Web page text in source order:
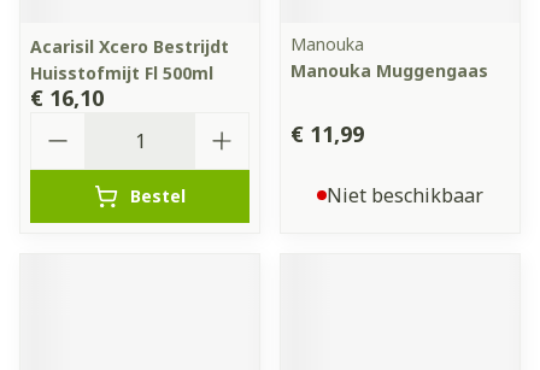
Acarisil Xcero Bestrijdt
Huisstofmijt Fl 500ml
€ 16,10
Bestel
Manouka
Manouka Muggengaas
€ 11,99
Niet beschikbaar